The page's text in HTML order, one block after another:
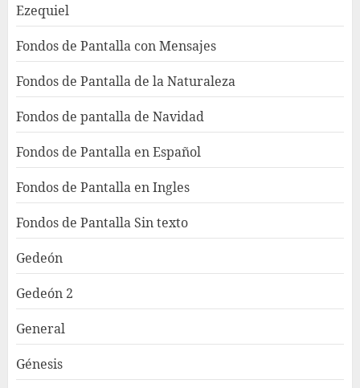
Ezequiel
Fondos de Pantalla con Mensajes
Fondos de Pantalla de la Naturaleza
Fondos de pantalla de Navidad
Fondos de Pantalla en Español
Fondos de Pantalla en Ingles
Fondos de Pantalla Sin texto
Gedeón
Gedeón 2
General
Génesis